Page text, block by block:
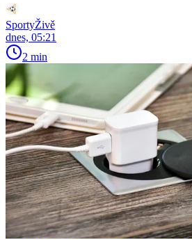
SportyŽivě
dnes, 05:21
2 min